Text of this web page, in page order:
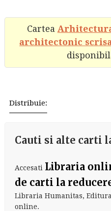
Cartea
architectonic
Distribuie:
Cauti si alte carti
Accesati Libraria
de carti la
Libraria Humanitas,
online.